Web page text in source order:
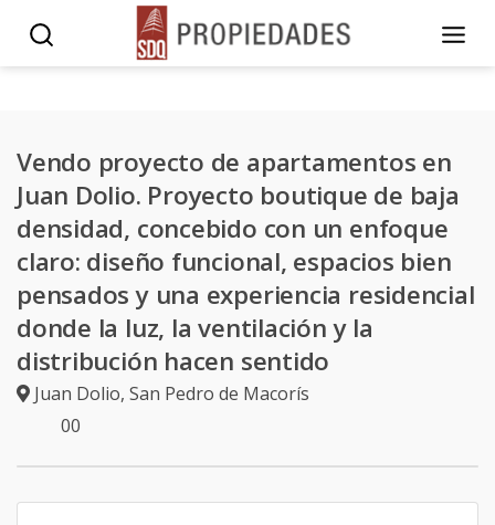
Vendo proyecto de apartamentos en
Juan Dolio. Proyecto boutique de baja
densidad, concebido con un enfoque
claro: diseño funcional, espacios bien
pensados y una experiencia residencial
donde la luz, la ventilación y la
distribución hacen sentido
Juan Dolio, San Pedro de Macorís
00